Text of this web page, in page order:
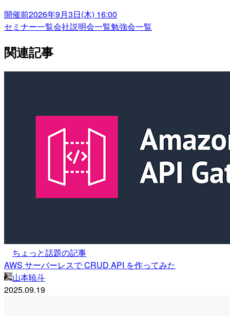
開催前2026年9月3日(木) 16:00
セミナー一覧会社説明会一覧勉強会一覧
関連記事
ちょっと話題の記事
AWS サーバーレスで CRUD API を作ってみた
山本暁斗
2025.09.19